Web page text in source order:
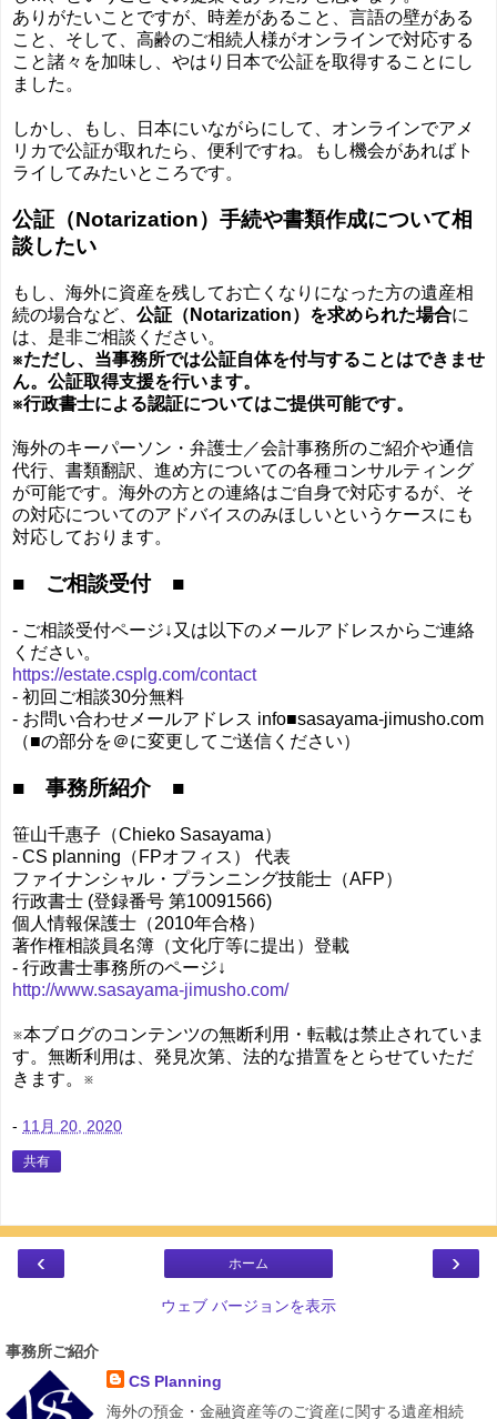
ありがたいことですが、時差があること、言語の壁がある
こと、そして、高齢のご相続人様がオンラインで対応する
こと諸々を加味し、やはり日本で公証を取得することにし
ました。
しかし、もし、日本にいながらにして、オンラインでアメ
リカで公証が取れたら、便利ですね。もし機会があればト
ライしてみたいところです。
公証（Notarization）手続や書類作成について相
談したい
もし、海外に資産を残してお亡くなりになった方の遺産相
続の場合など、 公証（Notarization）を求められた場合に
は、是非ご相談ください。
※ただし、当事務所では公証自体を付与することはできませ
ん。公証取得支援を行います。
※行政書士による認証についてはご提供可能です。
海外のキーパーソン・弁護士／会計事務所のご紹介や通信
代行、書類翻訳、進め方についての各種コンサルティング
が可能です。海外の方との連絡はご自身で対応するが、そ
の対応についてのアドバイスのみほしいというケースにも
対応しております。
■ ご相談受付 ■
- ご相談受付ページ↓又は以下のメールアドレスからご連絡
ください。
https://estate.csplg.com/contact
- 初回ご相談30分無料
- お問い合わせメールアドレス info■sasayama-jimusho.com
（■の部分を＠に変更してご送信ください）
■ 事務所紹介 ■
笹山千惠子（Chieko Sasayama）
- CS planning（FPオフィス） 代表
ファイナンシャル・プランニング技能士（AFP）
行政書士 (登録番号 第10091566)
個人情報保護士（2010年合格）
著作権相談員名簿（文化庁等に提出）登載
- 行政書士事務所のページ↓
http://www.sasayama-jimusho.com/
※本ブログのコンテンツの無断利用・転載は禁止されていま
す。無断利用は、発見次第、法的な措置をとらせていただ
きます。※
- 11月 20, 2020
共有
‹ ›
ホーム
ウェブ バージョンを表示
事務所ご紹介
CS Planning
海外の預金・金融資産等のご資産に関する遺産相続